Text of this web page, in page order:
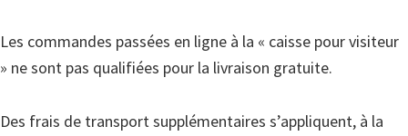
Les commandes passées en ligne à la « caisse pour visiteur
» ne sont pas qualifiées pour la livraison gratuite.
Des frais de transport supplémentaires s’appliquent, à la